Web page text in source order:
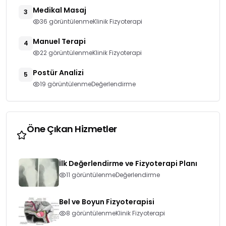
3 Medikal Masaj
36 görüntülenmeKlinik Fizyoterapi
4 Manuel Terapi
22 görüntülenmeKlinik Fizyoterapi
5 Postür Analizi
19 görüntülenmeDeğerlendirme
Öne Çıkan Hizmetler
İlk Değerlendirme ve Fizyoterapi Planı
11 görüntülenmeDeğerlendirme
Bel ve Boyun Fizyoterapisi
8 görüntülenmeKlinik Fizyoterapi